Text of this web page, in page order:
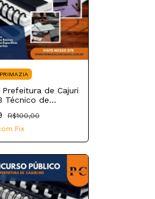
de Cajuri
Técnico de
R$100,00
Pix